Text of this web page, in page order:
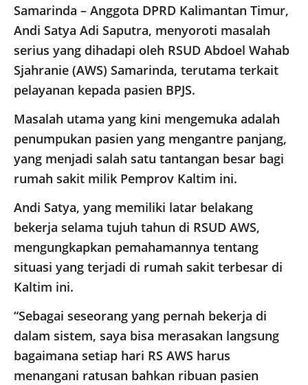
Samarinda – Anggota DPRD Kalimantan Timur,
Andi Satya Adi Saputra, menyoroti masalah
serius yang dihadapi oleh RSUD Abdoel Wahab
Sjahranie (AWS) Samarinda, terutama terkait
pelayanan kepada pasien BPJS.
Masalah utama yang kini mengemuka adalah
penumpukan pasien yang mengantre panjang,
yang menjadi salah satu tantangan besar bagi
rumah sakit milik Pemprov Kaltim ini.
Andi Satya, yang memiliki latar belakang
bekerja selama tujuh tahun di RSUD AWS,
mengungkapkan pemahamannya tentang
situasi yang terjadi di rumah sakit terbesar di
Kaltim ini.
“Sebagai seseorang yang pernah bekerja di
dalam sistem, saya bisa merasakan langsung
bagaimana setiap hari RS AWS harus
menangani ratusan bahkan ribuan pasien